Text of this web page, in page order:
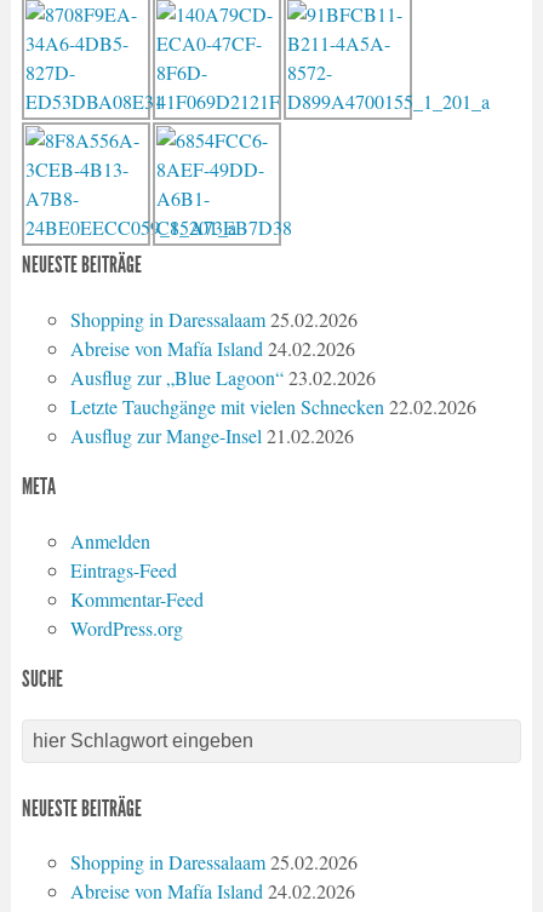
NEUESTE BEITRÄGE
Shopping in Daressalaam 25.02.2026
Abreise von Mafía Island 24.02.2026
Ausflug zur „Blue Lagoon“ 23.02.2026
Letzte Tauchgänge mit vielen Schnecken 22.02.2026
Ausflug zur Mange-Insel 21.02.2026
META
Anmelden
Eintrags-Feed
Kommentar-Feed
WordPress.org
SUCHE
NEUESTE BEITRÄGE
Shopping in Daressalaam 25.02.2026
Abreise von Mafía Island 24.02.2026